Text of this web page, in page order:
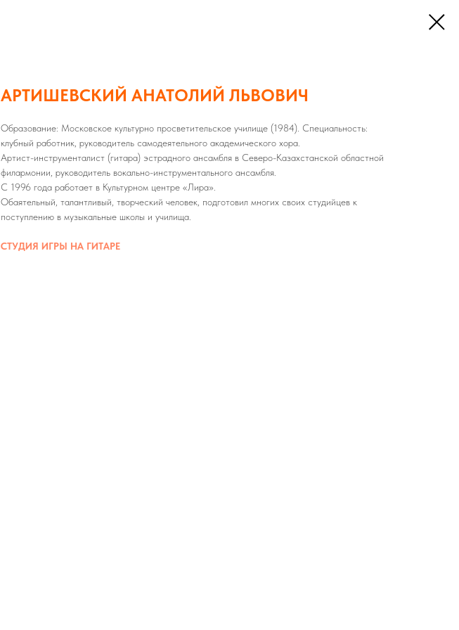
АРТИШЕВСКИЙ АНАТОЛИЙ ЛЬВОВИЧ
Образование: Московское культурно просветительское училище (1984). Специальность:
клубный работник, руководитель самодеятельного академического хора.
Артист-инструменталист (гитара) эстрадного ансамбля в Северо-Казахстанской областной
филармонии, руководитель вокально-инструментального ансамбля.
С 1996 года работает в Культурном центре «Лира».
Обаятельный, талантливый, творческий человек, подготовил многих своих студийцев к
поступлению в музыкальные школы и училища.
СТУДИЯ ИГРЫ НА ГИТАРЕ